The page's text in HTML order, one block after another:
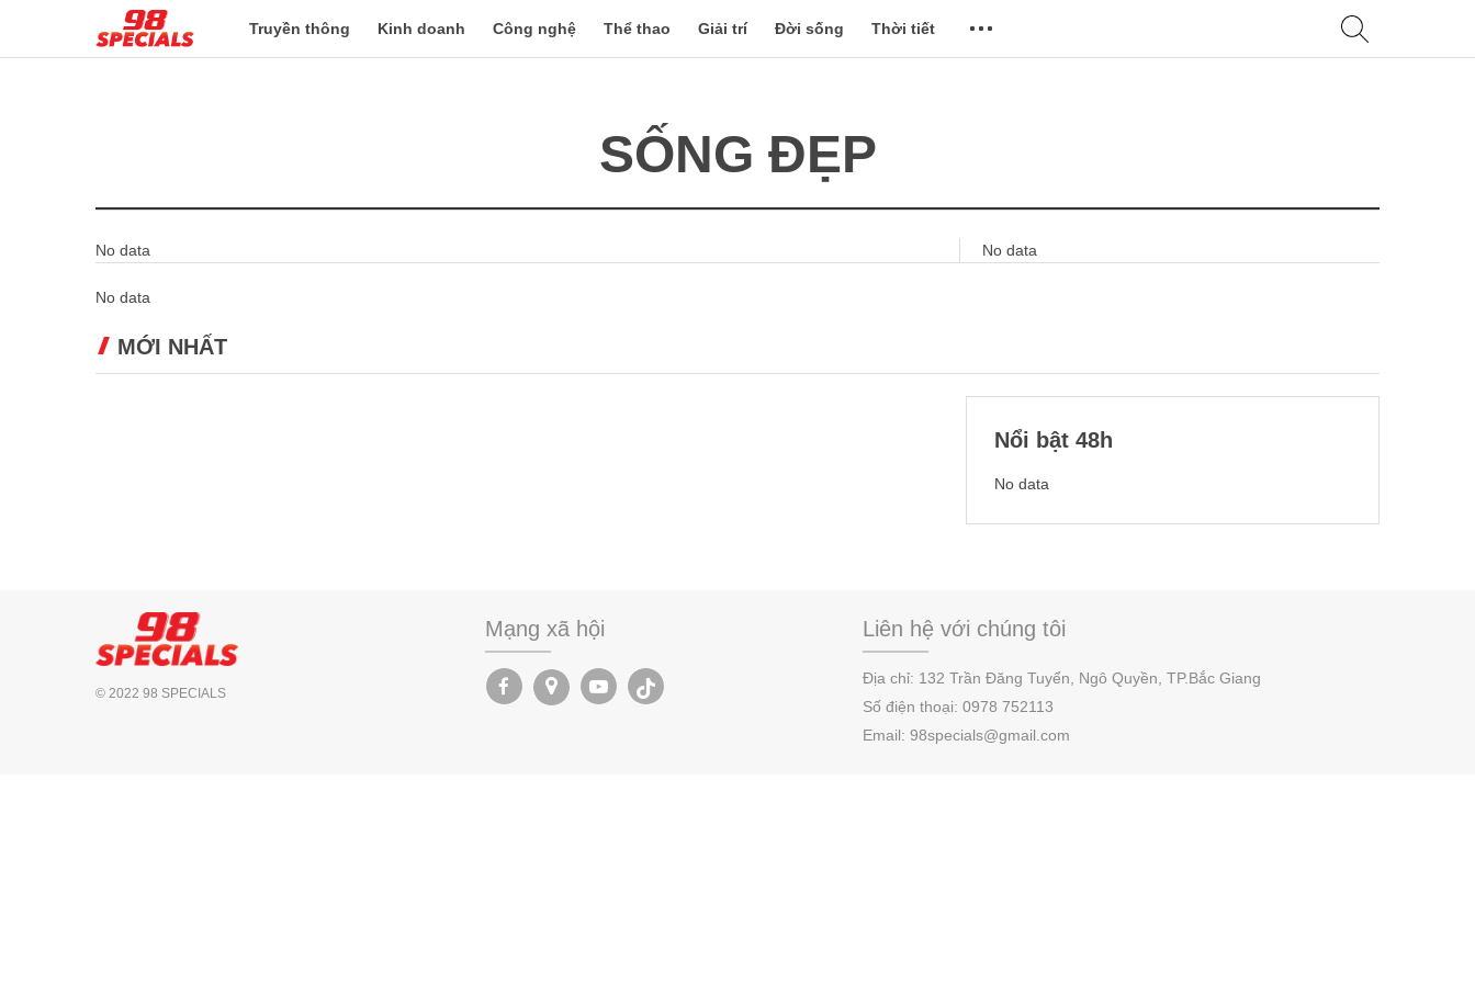
Truyền thông Kinh doanh Công nghệ Thể thao Giải trí Đời sống Thời tiết
SỐNG ĐẸP
No data No data
No data
MỚI NHẤT
Nổi bật 48h
No data
© 2022 98 SPECIALS
Mạng xã hội Liên hệ với chúng tôi
Địa chỉ: 132 Trần Đăng Tuyển, Ngô Quyền, TP.Bắc Giang
Số điện thoại:0978 752113
Email: 98specials@gmail.com